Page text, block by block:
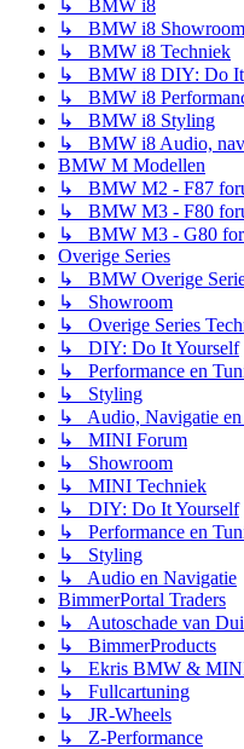
↳ BMW i8
↳ BMW i8 Showroom
↳ BMW i8 Techniek
↳ BMW i8 DIY: Do It
↳ BMW i8
↳ BMW i8 Styling
↳ BMW i8 Audio,
BMW M Modellen
↳ BMW M2 - F87
↳ BMW M3 - F80
↳ BMW M3 - G80
Overige Series
↳ BMW Overige
↳ Showroom
↳ Overige Series
↳ DIY: Do It Yourself
↳ Performance en
↳ Styling
↳ Audio, Navigatie
↳ MINI Forum
↳ Showroom
↳ MINI Techniek
↳ DIY: Do It Yourself
↳ Performance en
↳ Styling
↳ Audio en Navigatie
BimmerPortal Traders
↳ Autoschade van
↳ BimmerProducts
↳ Ekris BMW &
↳ Fullcartuning
↳ JR-Wheels
↳ Z-Performance